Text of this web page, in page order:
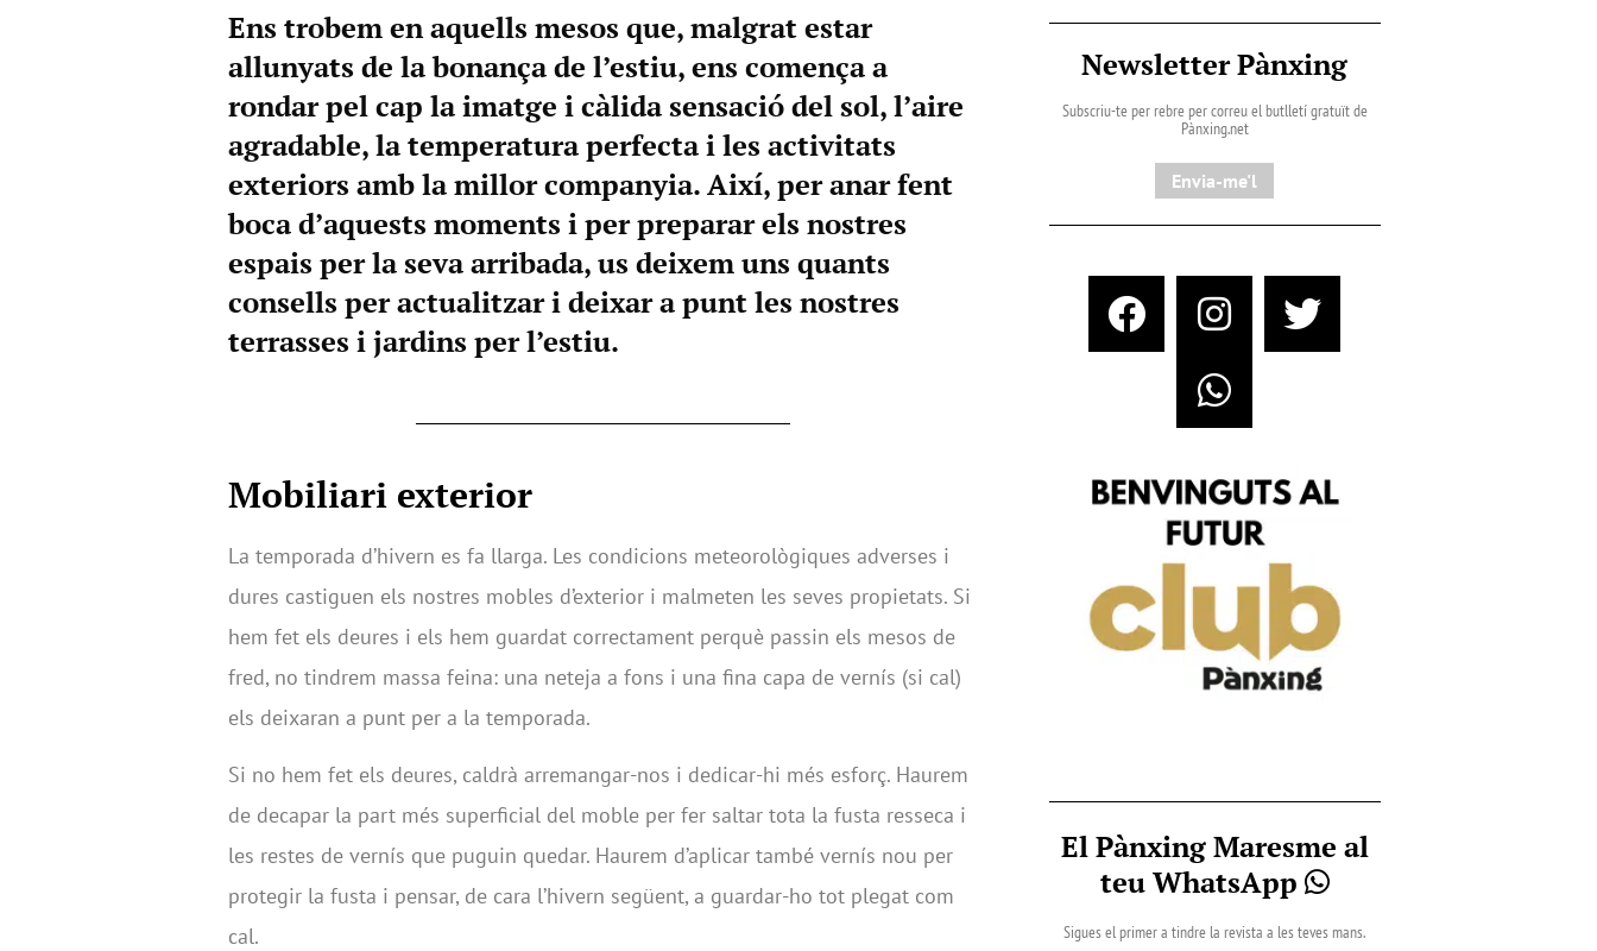
Ens trobem en aquells mesos que, malgrat estar
allunyats de la bonança de l’estiu, ens comença a
rondar pel cap la imatge i càlida sensació del sol, l’aire
agradable, la temperatura perfecta i les activitats
exteriors amb la millor companyia. Així, per anar fent
boca d’aquests moments i per preparar els nostres
espais per la seva arribada, us deixem uns quants
consells per actualitzar i deixar a punt les nostres
terrasses i jardins per l’estiu.
Mobiliari exterior
La temporada d’hivern es fa llarga. Les condicions meteorològiques adverses i
dures castiguen els nostres mobles d’exterior i malmeten les seves propietats. Si
hem fet els deures i els hem guardat correctament perquè passin els mesos de
fred, no tindrem massa feina: una neteja a fons i una fina capa de vernís (si cal)
els deixaran a punt per a la temporada.
Si no hem fet els deures, caldrà arremangar-nos i dedicar-hi més esforç. Haurem
de decapar la part més superficial del moble per fer saltar tota la fusta resseca i
les restes de vernís que puguin quedar. Haurem d’aplicar també vernís nou per
protegir la fusta i pensar, de cara l’hivern següent, a guardar-ho tot plegat com
cal.
Newsletter Pànxing
Subscriu-te per rebre per correu el butlletí gratuït de
Pànxing.net​
Envia-me'l
El Pànxing Maresme al
teu WhatsApp
Sigues el primer a tindre la revista a les teves mans.